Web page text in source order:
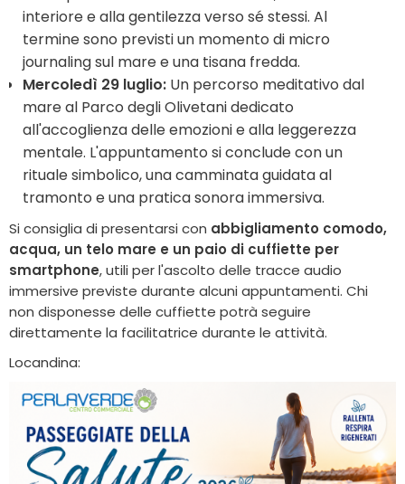
interiore e alla gentilezza verso sé stessi. Al
termine sono previsti un momento di micro
journaling sul mare e una tisana fredda.
Mercoledì 29 luglio: Un percorso meditativo dal
mare al Parco degli Olivetani dedicato
all'accoglienza delle emozioni e alla leggerezza
mentale. L'appuntamento si conclude con un
rituale simbolico, una camminata guidata al
tramonto e una pratica sonora immersiva.
Si consiglia di presentarsi con abbigliamento comodo,
acqua, un telo mare e un paio di cuffiette per
smartphone, utili per l'ascolto delle tracce audio
immersive previste durante alcuni appuntamenti. Chi
non disponesse delle cuffiette potrà seguire
direttamente la facilitatrice durante le attività.
Locandina: